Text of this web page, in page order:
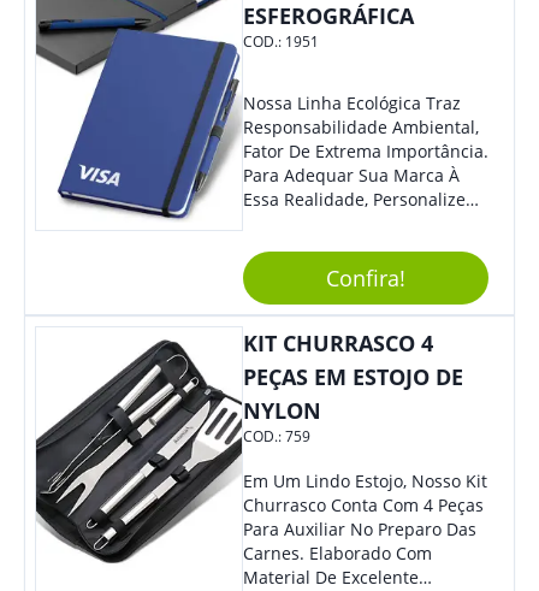
ESFEROGRÁFICA
COD.: 1951
Nossa Linha Ecológica Traz
Responsabilidade Ambiental,
Fator De Extrema Importância.
Para Adequar Sua Marca À
Essa Realidade, Personalize
Anotações Com Post-It E
Caneta. Elaborado A Partir De
Material Reciclado, O Brinde
Também É Prático, Tornando-
Se Assim Excelente Para Uso
Cotidiano. Perfeito, Não É?!
Confira!
KIT CHURRASCO 4
PEÇAS EM ESTOJO DE
NYLON
COD.:759
Em Um Lindo Estojo, Nosso Kit
Churrasco Conta Com 4 Peças
Para Auxiliar No Preparo Das
Carnes. Elaborado Com
Material De Excelente